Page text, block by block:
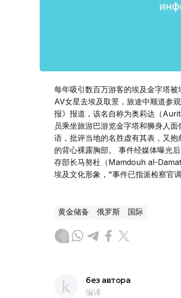
每年吸引数百万游客的埃及金字塔
AV女星去埃及取景，旅途中顺道参
报》报道，该名自称为奥莉达（
员乘坐旅游巴游览金字塔和狮身人
语，批评当地的名胜虚有其表，又
的背心裸露胸部。 事件经媒体曝光
存部长马努杜（Mamdouh al-
埃及文化形象，"事件已指派检察官调
黄金储备 俄罗斯 国际
без автора
编译